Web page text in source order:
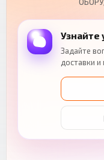
Узнайте
Задайте
доставки